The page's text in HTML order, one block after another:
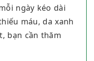
ngày kéo dài
máu, da xanh
bạn cần thăm